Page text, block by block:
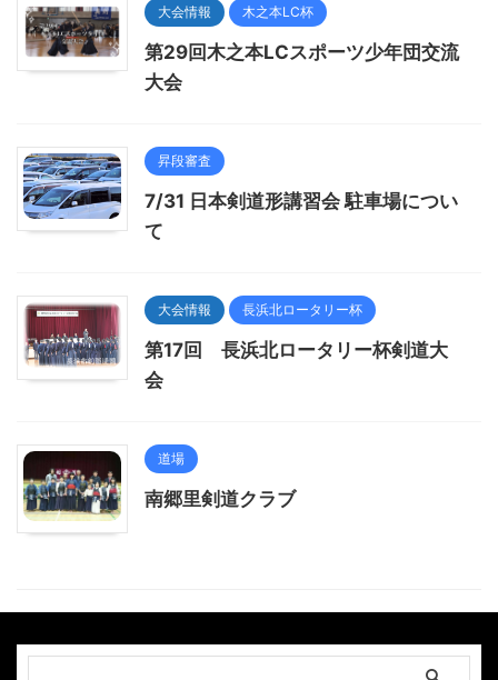
大会情報 木之本LC杯
第29回木之本LCスポーツ少年団交流
大会
昇段審査
7/31 日本剣道形講習会 駐車場につい
て
大会情報 長浜北ロータリー杯
第17回 長浜北ロータリー杯剣道大
会
道場
南郷里剣道クラブ